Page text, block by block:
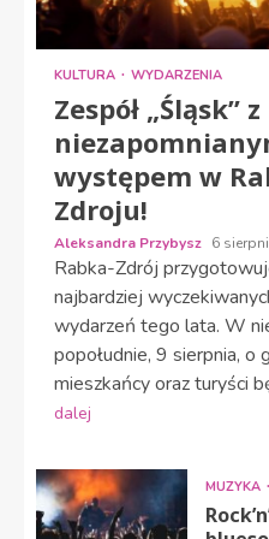
KULTURA WYDARZENIA
Zespół „Śląsk” z
występem w
Zdroju!
Aleksandra Przybysz 6
Rabka-Zdrój
najbardziej
wydarzeń tego lata. W
popołudnie, 9 sierpnia, o
mieszkańcy oraz turyści
dalej
MUZYKA